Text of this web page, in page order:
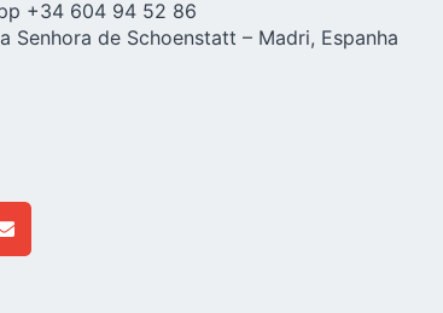
+34 604 94 52 86
Senhora de Schoenstatt – Madri, Espanha